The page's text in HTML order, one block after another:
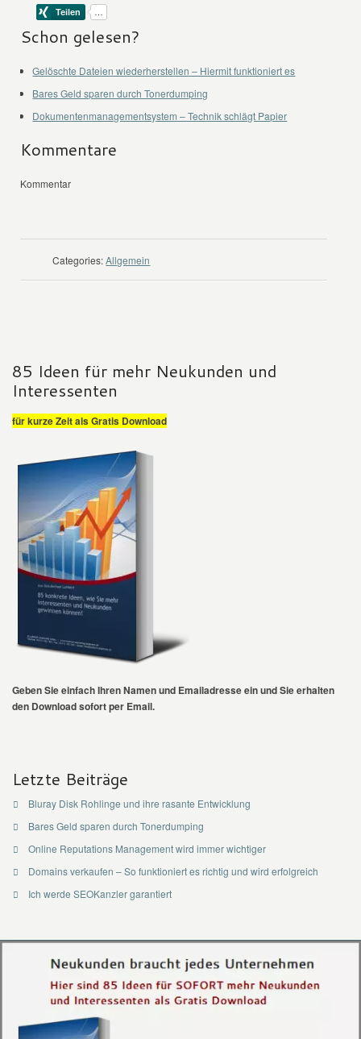
Schon gelesen?
Gelöschte Dateien wiederherstellen – Hiermit funktioniert es
Bares Geld sparen durch Tonerdumping
Dokumentenmanagementsystem – Technik schlägt Papier
Kommentare
Kommentar
Categories: Allgemein
85 Ideen für mehr Neukunden und
Interessenten
für kurze Zeit als Gratis Download
Geben Sie einfach Ihren Namen und Emailadresse ein und Sie erhalten
den Download sofort per Email.
Letzte Beiträge
Bluray Disk Rohlinge und ihre rasante Entwicklung
Bares Geld sparen durch Tonerdumping
Online Reputations Management wird immer wichtiger
Domains verkaufen – So funktioniert es richtig und wird erfolgreich
Ich werde SEOKanzler garantiert